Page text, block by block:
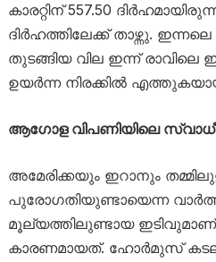
കാരറ്റിന് 557.50
ദിർഹത്തിലേക്ക് താഴ്ന്നു.
തുടങ്ങിയ വില ഇന്ന്
ഉയർന്ന നിരക്കിൽ
ആഗോള വിപണിയിലെ
അമേരിക്കയും ഇറാനും
പുരോഗതിയുണ്ടായെന്ന
മൂല്യത്തിലുണ്ടായ
കാരണമായത്. ഹോർമുസ്